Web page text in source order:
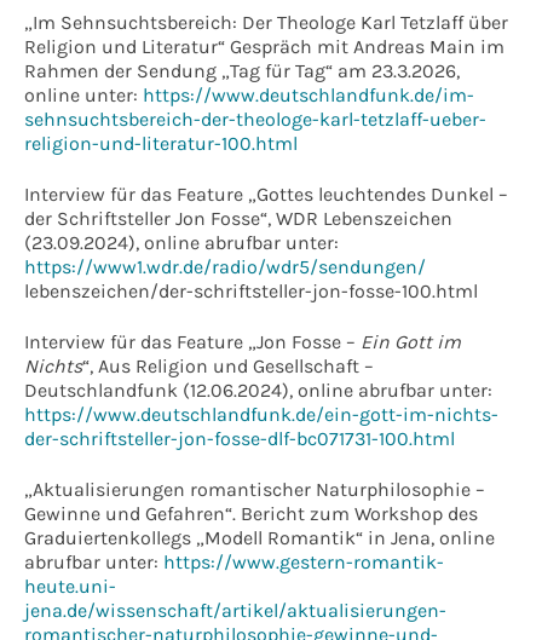
„Im Sehnsuchtsbereich: Der Theologe Karl Tetzlaff über
Religion und Literatur“ Gespräch mit Andreas Main im
Rahmen der Sendung „Tag für Tag“ am 23.3.2026,
online unter: https://www.deutschlandfunk.de/im-
sehnsuchtsbereich-der-theologe-karl-tetzlaff-ueber-
religion-und-literatur-100.html
Interview für das Feature „Gottes leuchtendes Dunkel –
der Schriftsteller Jon Fosse“, WDR Lebenszeichen
(23.09.2024), online abrufbar unter:
https://www1.wdr.de/radio/wdr5/sendungen/
lebenszeichen/der-schriftsteller-jon-fosse-100.html
Interview für das Feature „Jon Fosse – Ein Gott im
Nichts“, Aus Religion und Gesellschaft –
Deutschlandfunk (12.06.2024), online abrufbar unter:
https://www.deutschlandfunk.de/ein-gott-im-nichts-
der-schriftsteller-jon-fosse-dlf-bc071731-100.html
„Aktualisierungen romantischer Naturphilosophie –
Gewinne und Gefahren“. Bericht zum Workshop des
Graduiertenkollegs „Modell Romantik“ in Jena, online
abrufbar unter: https://www.gestern-romantik-
heute.uni-
jena.de/wissenschaft/artikel/aktualisierungen-
romantischer-naturphilosophie-gewinne-und-